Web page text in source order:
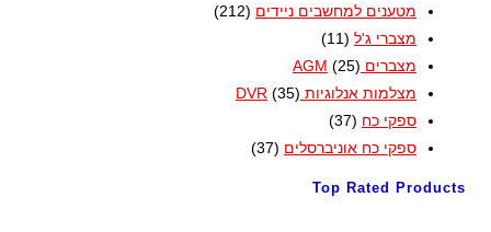
מטענים למחשבים ניידים (212)
מצברי ג'ל (11)
מצברים AGM (25)
מצלמות אנלוגיות DVR (35)
ספקי כח (37)
ספקי כח אוניברסלים (37)
Top Rated Products